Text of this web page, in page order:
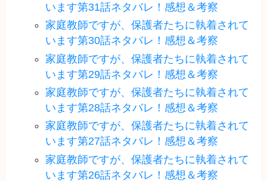
います第31話ネタバレ！感想＆考察
家庭教師ですが、保護者たちに執着されて
います第30話ネタバレ！感想＆考察
家庭教師ですが、保護者たちに執着されて
います第29話ネタバレ！感想＆考察
家庭教師ですが、保護者たちに執着されて
います第28話ネタバレ！感想＆考察
家庭教師ですが、保護者たちに執着されて
います第27話ネタバレ！感想＆考察
家庭教師ですが、保護者たちに執着されて
います第26話ネタバレ！感想＆考察